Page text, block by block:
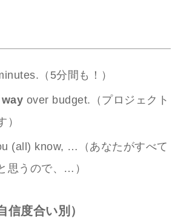
（5分間も！）
way over budget.（プロジェクト
）
(all) know, …（あなたがすべて
思うので、…）
信度合い別）